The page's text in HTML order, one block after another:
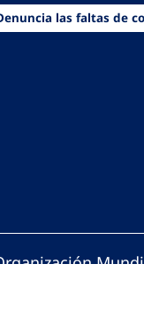
las faltas de